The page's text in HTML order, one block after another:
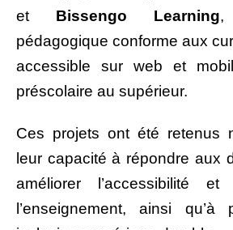
et Bissengo Learning,
pédagogique conforme aux
accessible sur web et
préscolaire au supérieur.
Ces projets ont été retenus
leur capacité à répondre aux
améliorer l’accessibilité
l’enseignement, ainsi qu’à